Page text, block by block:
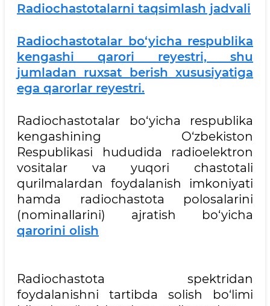
Radiochastotalarni taqsimlash jadvali
Radiochastotalar bo‘yicha respublika
kengashi qarori reyestri, shu
jumladan ruxsat berish xususiyatiga
ega qarorlar reyestri.
Radiochastotalar bo‘yicha respublika
kengashining O‘zbekiston
Respublikasi hududida radioelektron
vositalar va yuqori chastotali
qurilmalardan foydalanish imkoniyati
hamda radiochastota polosalarini
(nominallarini) ajratish bo‘yicha
qarorini olish
Radiochastota spektridan
foydalanishni tartibda solish bo‘limi